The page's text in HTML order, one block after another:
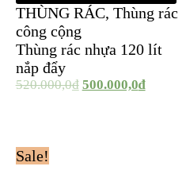
THÙNG RÁC, Thùng rác
công cộng
Thùng rác nhựa 120 lít
nắp đẩy
520.000,0₫ 500.000,0₫
Sale!